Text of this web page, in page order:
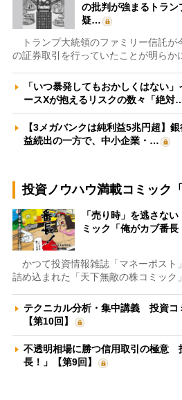
の批判が強まるトラ
疑…
トランプ大統領のファミリー信託が
の証券取引を行っていたことが明らか
「いつ暴発してもおかしくはない
ースXが抱えるリスクの数々「絶対
【3メガバンクは純利益5兆円超】
益続出の一方で、中小企業・…
投資ノウハウ満載コミック
「売り時」を逃さな
ミック「俺がカブ番長
かつて投資情報雑誌「マネーポスト
詰め込まれた「天下無敵の株コミック
テクニカル分析・集中講義 投資コ
【第10回】
不透明相場に勝つ信用取引の極意
長！」【第9回】